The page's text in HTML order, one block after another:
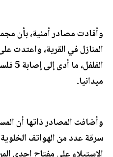
وأفادت مصادر أمنية، بأن
المنازل في القرية، واعتدت
ميدانيا.
وأضافت المصادر ذاتها أن
سرقة عدد من الهواتف